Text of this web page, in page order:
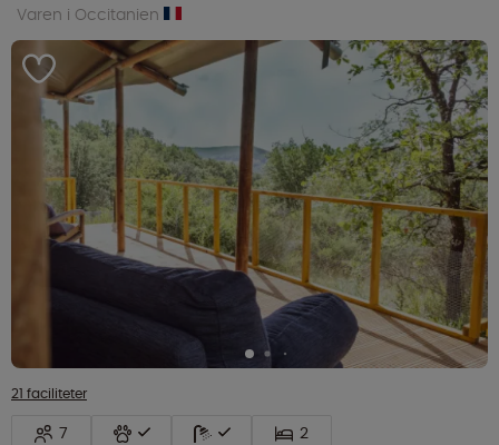
Varen i Occitanien
21 faciliteter
7 2